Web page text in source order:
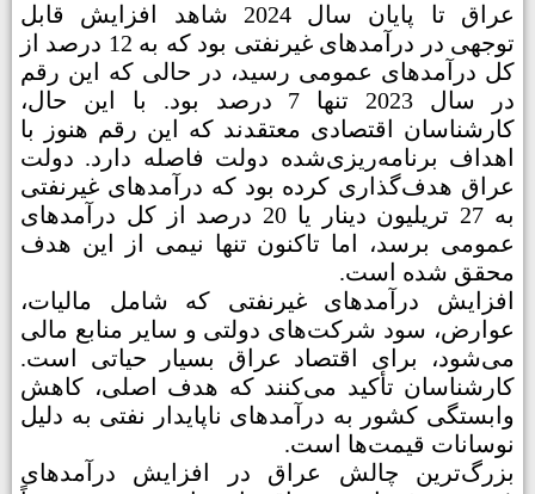
عراق تا پایان سال 2024 شاهد افزایش قابل
توجهی در درآمدهای غیرنفتی بود که به 12 درصد از
کل درآمدهای عمومی رسید، در حالی که این رقم
در سال 2023 تنها 7 درصد بود. با این حال،
کارشناسان اقتصادی معتقدند که این رقم هنوز با
اهداف برنامه‌ریزی‌شده دولت فاصله دارد. دولت
عراق هدف‌گذاری کرده بود که درآمدهای غیرنفتی
به 27 تریلیون دینار یا 20 درصد از کل درآمدهای
عمومی برسد، اما تاکنون تنها نیمی از این هدف
محقق شده است.
افزایش درآمدهای غیرنفتی که شامل مالیات،
عوارض، سود شرکت‌های دولتی و سایر منابع مالی
می‌شود، برای اقتصاد عراق بسیار حیاتی است.
کارشناسان تأکید می‌کنند که هدف اصلی، کاهش
وابستگی کشور به درآمدهای ناپایدار نفتی به دلیل
نوسانات قیمت‌ها است.
بزرگ‌ترین چالش عراق در افزایش درآمدهای